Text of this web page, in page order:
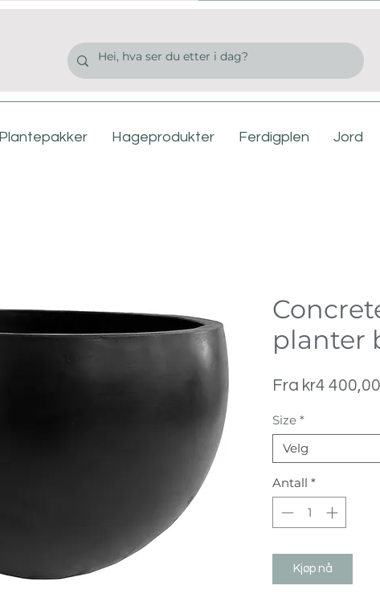
Plantepakker Hageprodukter Ferdigplen Jord
planter
Fra kr4 400,00
Size *
Velg
Antall *
Kjøp nå